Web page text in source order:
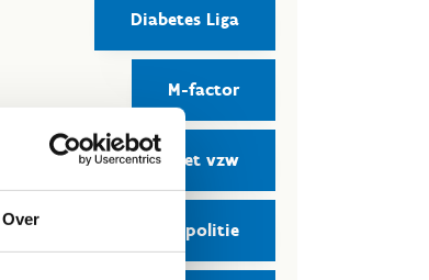
Over
Diabetes Liga
M-factor
Sportpret vzw
Federale politie